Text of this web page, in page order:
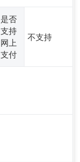
是否
支持
网上
支付
不支持